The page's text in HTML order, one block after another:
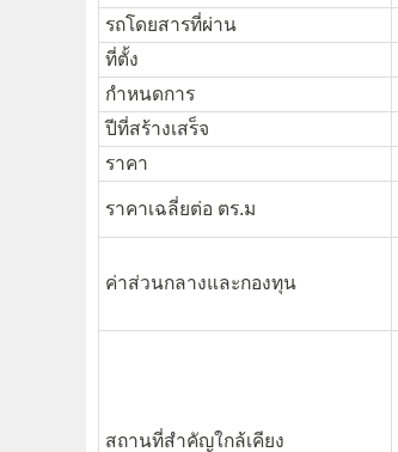
รถโดยสารที่ผ่าน
ที่ตั้ง
กำหนดการ
ปีที่สร้างเสร็จ
ราคา
ราคาเฉลี่ยต่อ ตร.ม
ค่าส่วนกลางและกองทุน
สถานที่สำคัญใกล้เคียง